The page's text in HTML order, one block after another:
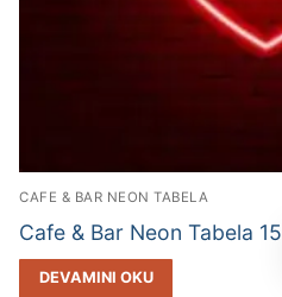
CAFE & BAR NEON TABELA
Cafe & Bar Neon Tabela 15
DEVAMINI OKU